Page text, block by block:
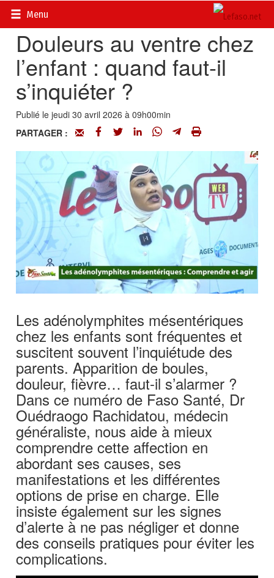
Menu
Accueil>
Douleurs au ventre chez
l’enfant : quand faut-il
s’inquiéter ?
Publié le jeudi 30 avril 2026 à 09h00min
PARTAGER :
Les adénolymphites mésentériques
chez les enfants sont fréquentes et
suscitent souvent l’inquiétude des
parents. Apparition de boules,
douleur, fièvre… faut-il s’alarmer ?
Dans ce numéro de Faso Santé, Dr
Ouédraogo Rachidatou, médecin
généraliste, nous aide à mieux
comprendre cette affection en
abordant ses causes, ses
manifestations et les différentes
options de prise en charge. Elle
insiste également sur les signes
d’alerte à ne pas négliger et donne
des conseils pratiques pour éviter les
complications.